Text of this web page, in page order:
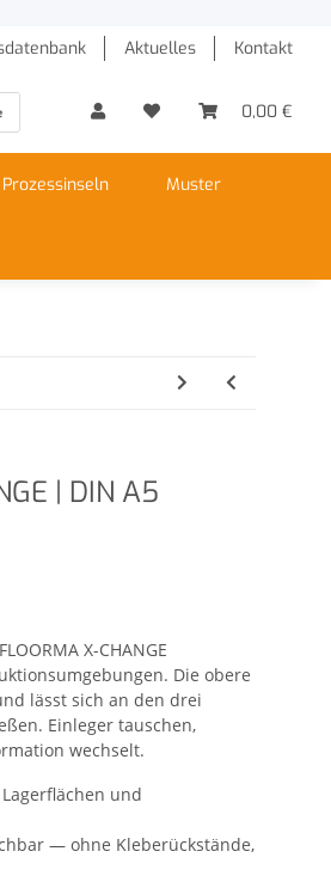
Aktuelles Kontakt
0,00 €
Prozessinseln Muster
| DIN A5
X-CHANGE
Die obere
lässt sich an den drei
Einleger tauschen,
wechselt.
und
— ohne Kleberückstände,